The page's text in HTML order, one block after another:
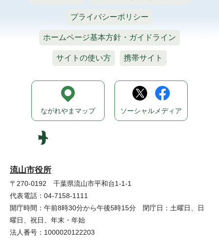
プライバシーポリシー
ホームページ基本方針・ガイドライン
サイトの使い方 携帯サイト
流山市役所
〒270-0192 千葉県流山市平和台1-1-1
代表電話：04-7158-1111
開庁時間：午前8時30分から午後5時15分 閉庁日：土曜日、日
曜日、祝日、年末・年始
法人番号：1000020122203
ながれやまマップ ソーシャルメディア